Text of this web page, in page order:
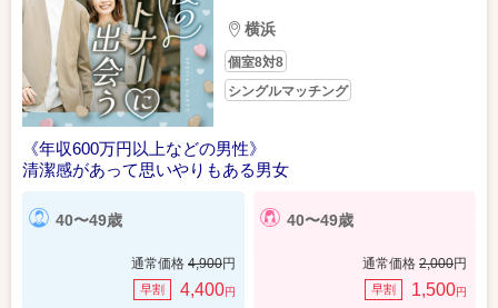
横浜
個室8対8
シングルマッチング
《年収600万円以上などの男性》
清潔感があって思いやりもある男女
40〜49歳
通常価格 4,900円
早割 4,400円
40〜49歳
通常価格 2,000円
早割 1,500円